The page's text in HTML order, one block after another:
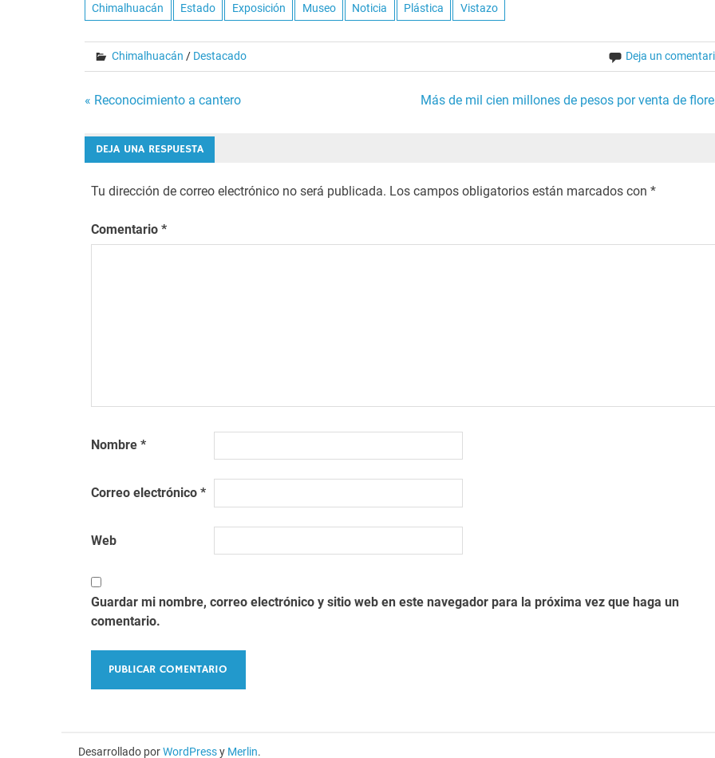
Chimalhuacán Estado Exposición Museo Noticia Plástica Vistazo
Chimalhuacán / Destacado Deja un
Navegación
de
entradas
« Reconocimiento a cantero Más de mil cien millones de pesos por venta de
DEJA UNA RESPUESTA
Tu dirección de correo electrónico no será publicada. Los campos obligatorios están marcados con *
Comentario *
Nombre *
Correo electrónico *
Web
Guardar mi nombre, correo electrónico y sitio web en este navegador para la próxima vez que haga un
comentario.
Desarrollado porWordPressy Merlin.